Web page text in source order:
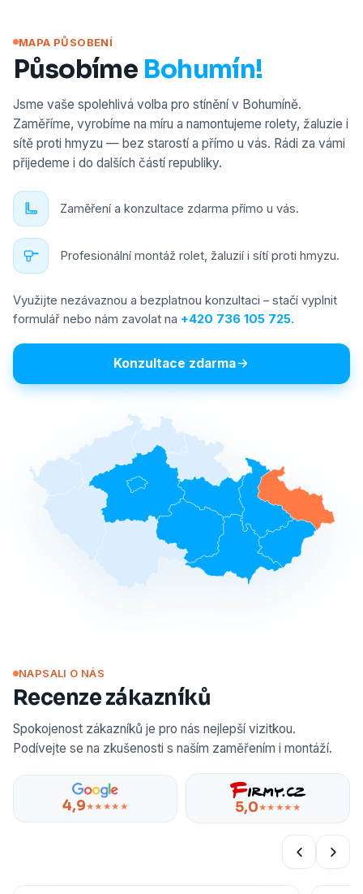
MAPA PŮSOBENÍ
Působíme Bohumín!
Jsme vaše spolehlivá volba pro stínění v Bohumíně.
Zaměříme, vyrobíme na míru a namontujeme rolety, žaluzie i
sítě proti hmyzu — bez starostí a přímo u vás. Rádi za vámi
přijedeme i do dalších částí republiky.
Zaměření a konzultace zdarma přímo u vás.
Profesionální montáž rolet, žaluzií i sítí proti hmyzu.
Využijte nezávaznou a bezplatnou konzultaci – stačí vyplnit
formulář nebo nám zavolat na +420 736 105 725.
Konzultace zdarma
NAPSALI O NÁS
Recenze zákazníků
Spokojenost zákazníků je pro nás nejlepší vizitkou.
Podívejte se na zkušenosti s naším zaměřením i montáží.
4,9★★★★★ 5,0★★★★★